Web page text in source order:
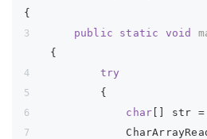
{
public
static void
{
try
        {
char [] str =